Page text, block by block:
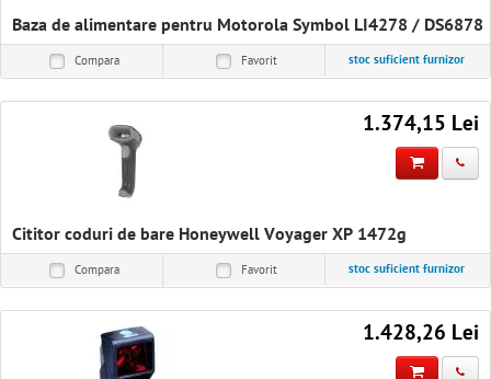
Baza de alimentare pentru Motorola Symbol LI4278 / DS6878
Compara Favorit stoc suficient furnizor
1.374,15 Lei
Cititor coduri de bare Honeywell Voyager XP 1472g
Compara Favorit stoc suficient furnizor
1.428,26 Lei